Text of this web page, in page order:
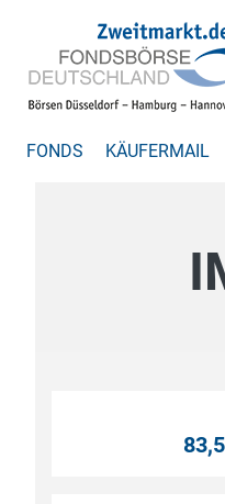
FONDS KÄUFERMAIL